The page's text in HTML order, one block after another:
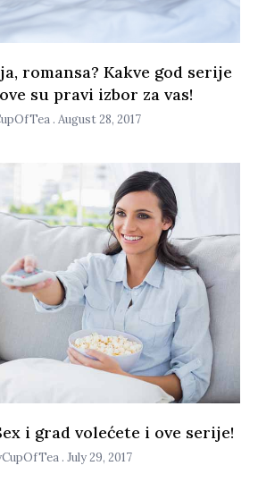
romansa? Kakve god serije
su pravi izbor za vas!
August 28, 2017
i grad volećete i ove serije!
July 29, 2017